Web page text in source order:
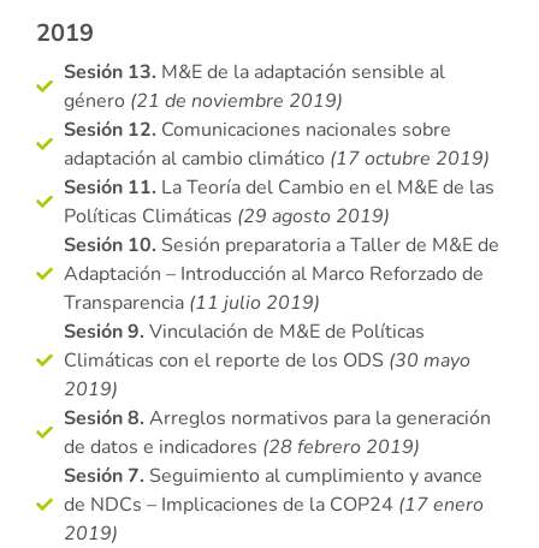
2019
Sesión 13. M&E de la adaptación sensible al
género (21 de noviembre 2019)
Sesión 12. Comunicaciones nacionales sobre
adaptación al cambio climático (17 octubre 2019)
Sesión 11. La Teoría del Cambio en el M&E de las
Políticas Climáticas (29 agosto 2019)
Sesión 10. Sesión preparatoria a Taller de M&E de
Adaptación – Introducción al Marco Reforzado de
Transparencia (11 julio 2019)
Sesión 9. Vinculación de M&E de Políticas
Climáticas con el reporte de los ODS (30 mayo
2019)
Sesión 8. Arreglos normativos para la generación
de datos e indicadores (28 febrero 2019)
Sesión 7. Seguimiento al cumplimiento y avance
de NDCs – Implicaciones de la COP24 (17 enero
2019)